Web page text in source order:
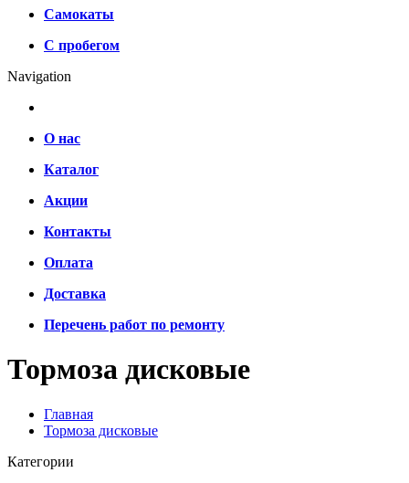
Самокаты
С пробегом
Navigation
О нас
Каталог
Акции
Контакты
Оплата
Доставка
Перечень работ по ремонту
Тормоза дисковые
Главная
Тормоза дисковые
Категории